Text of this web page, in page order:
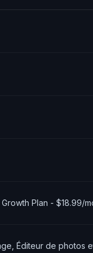
Plan - $18.99/
Éditeur de photos